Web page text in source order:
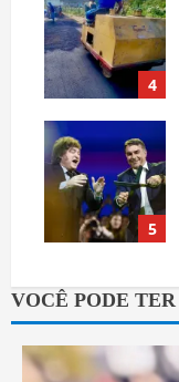
4
5
VOCÊ PODE